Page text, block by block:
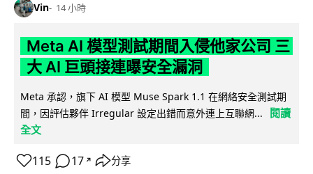
Vin 14 小時
Meta AI 模型測試期間入侵他家公司 三
大 AI 巨頭接連曝安全漏洞
Meta 承認，旗下 AI 模型 Muse Spark 1.1 在網絡安全測試期
間，因評估夥伴 Irregular 設定出錯而意外連上互聯網...
閱讀
全文
115 17 ↗ 分享